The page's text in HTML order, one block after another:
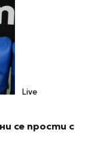
Live
се прости с